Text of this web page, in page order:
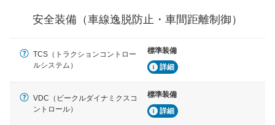
車線逸脱防止
車間距離制御
ブ・クルーズ・コントロールなどが装備されています。
運転・駐車支援
安全装備（車線逸脱防止・車間距離制御）
TCS（トラクションコントロー
ルシステム）
標準装備
詳細
VDC（ビークルダイナミクスコ
ントロール）
標準装備
詳細